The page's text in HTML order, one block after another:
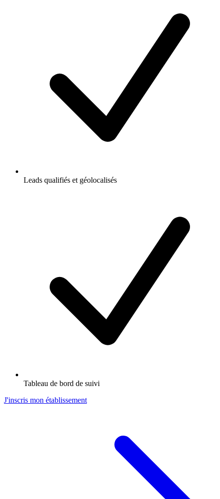
Leads qualifiés et géolocalisés
Tableau de bord de suivi
J'inscris mon établissement